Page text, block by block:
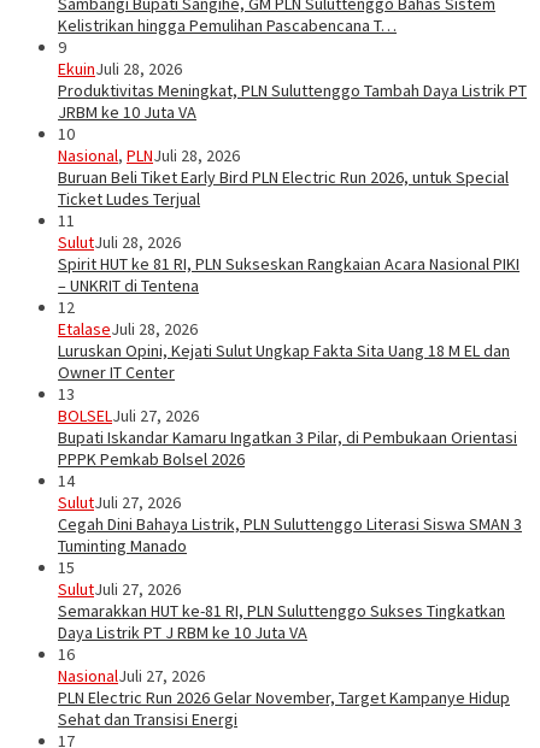
Kelistrikan hingga Pemulihan Pascabencana T…
9
EkuinJuli 28, 2026
Produktivitas Meningkat, PLN Suluttenggo Tambah Daya Listrik PT
JRBM ke 10 Juta VA
10
Nasional, PLNJuli 28, 2026
Buruan Beli Tiket Early Bird PLN Electric Run 2026, untuk Special
Ticket Ludes Terjual
11
SulutJuli 28, 2026
Spirit HUT ke 81 RI, PLN Sukseskan Rangkaian Acara Nasional PIKI
– UNKRIT di Tentena
12
EtalaseJuli 28, 2026
Luruskan Opini, Kejati Sulut Ungkap Fakta Sita Uang 18 M EL dan
Owner IT Center
13
BOLSELJuli 27, 2026
Bupati Iskandar Kamaru Ingatkan 3 Pilar, di Pembukaan Orientasi
PPPK Pemkab Bolsel 2026
14
SulutJuli 27, 2026
Cegah Dini Bahaya Listrik, PLN Suluttenggo Literasi Siswa SMAN 3
Tuminting Manado
15
SulutJuli 27, 2026
Semarakkan HUT ke-81 RI, PLN Suluttenggo Sukses Tingkatkan
Daya Listrik PT J RBM ke 10 Juta VA
16
NasionalJuli 27, 2026
PLN Electric Run 2026 Gelar November, Target Kampanye Hidup
Sehat dan Transisi Energi
17